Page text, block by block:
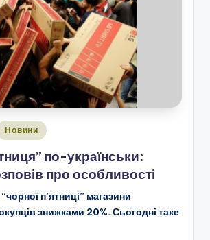
Новини
по-українськи:
про особливості
п’ятниці” магазини
знижками 20%. Сьогодні таке